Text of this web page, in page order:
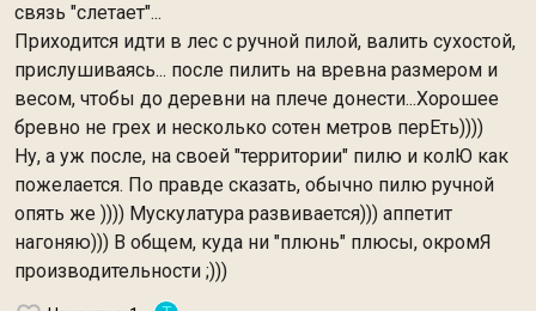
связь "слетает"...
Приходится идти в лес с ручной пилой, валить сухостой,
прислушиваясь... после пилить на вревна размером и
весом, чтобы до деревни на плече донести...Хорошее
бревно не грех и несколько сотен метров перЕть))))
Ну, а уж после, на своей "территории" пилю и колЮ как
пожелается. По правде сказать, обычно пилю ручной
опять же )))) Мускулатура развивается))) аппетит
нагоняю))) В общем, куда ни "плюнь" плюсы, окромЯ
производительности ;)))